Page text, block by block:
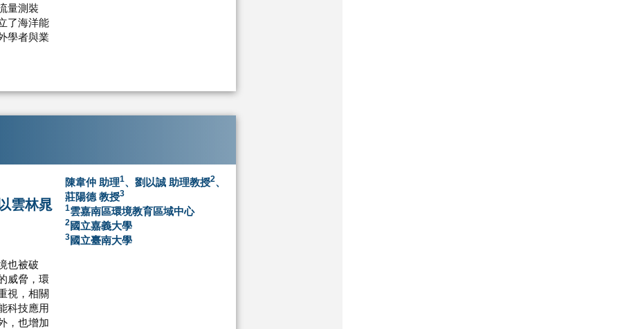
量測裝
了海洋能
學者與業
雲林晁
陳韋仲 助理1、劉以誠 助理教授2、
莊陽德 教授3
1雲嘉南區環境教育區域中心
2國立嘉義大學
3國立臺南大學
也被破
威脅，環
視，相關
科技應用
，也增加